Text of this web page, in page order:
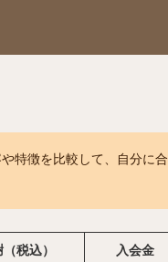
特徴を比較して、自分に合
（税込） 入会金